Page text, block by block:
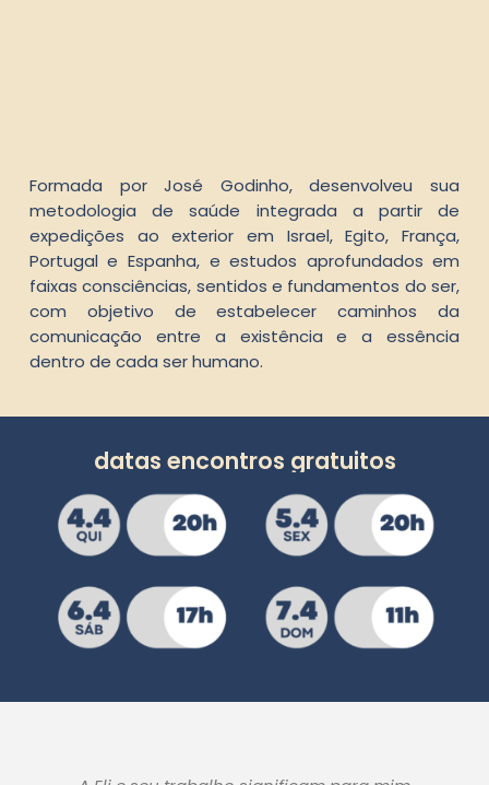
Formada por José Godinho, desenvolveu sua
metodologia de saúde integrada a partir de
expedições ao exterior em Israel, Egito, França,
Portugal e Espanha, e estudos aprofundados em
faixas consciências, sentidos e fundamentos do ser,
com objetivo de estabelecer caminhos da
comunicação entre a existência e a essência
dentro de cada ser humano.
datas encontros gratuitos